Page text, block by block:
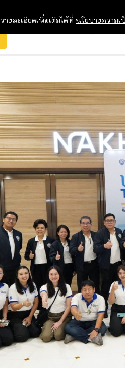
ยละเอียดเพิ่มเติมได้ที่ นโยบายความ